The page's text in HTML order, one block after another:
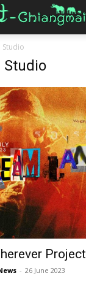
Studio
Studio
Project
- 26 June 2023